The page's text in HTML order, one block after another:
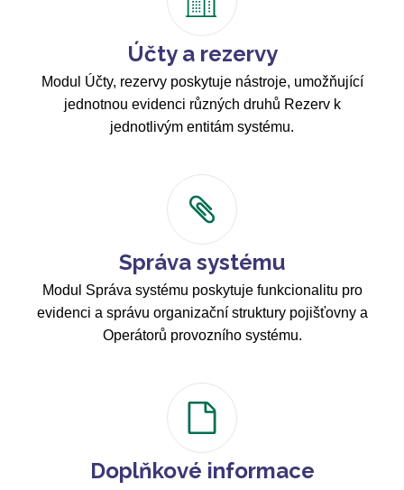
Účty a rezervy
Modul Účty, rezervy poskytuje nástroje, umožňující
jednotnou evidenci různých druhů Rezerv k
jednotlivým entitám systému.
Správa systému
Modul Správa systému poskytuje funkcionalitu pro
evidenci a správu organizační struktury pojišťovny a
Operátorů provozního systému.
Doplňkové informace